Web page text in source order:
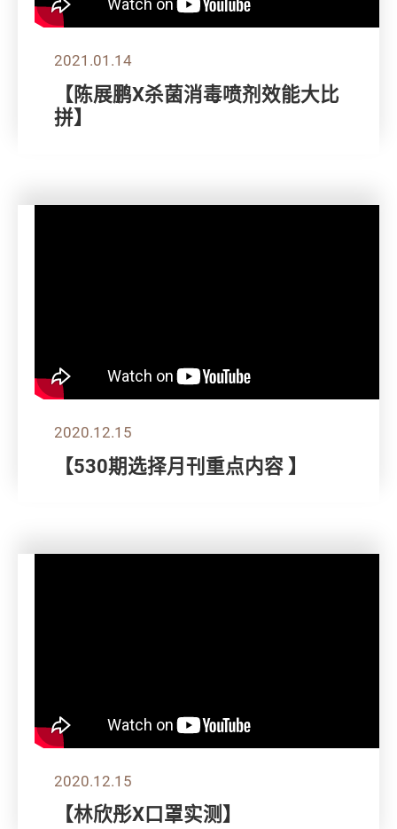
2021.01.14
【陈展鹏X杀菌消毒喷剂效能大比
拼】
2020.12.15
【530期选择月刊重点内容 】
2020.12.15
【林欣彤X口罩实测】